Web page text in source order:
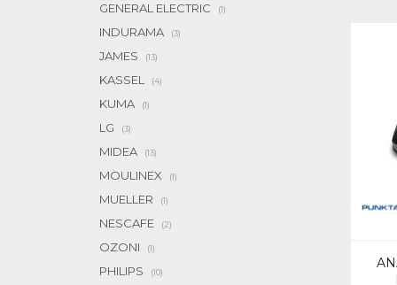
GENERAL ELECTRIC (1)
INDURAMA (3)
JAMES (13)
KASSEL (4)
KUMA (1)
LG (3)
MIDEA (13)
MOULINEX (1)
MUELLER (1)
NESCAFE (2)
OZONI (1)
PHILIPS (10)